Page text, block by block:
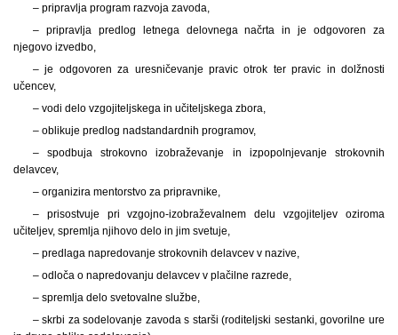
– pripravlja program razvoja zavoda,
– pripravlja predlog letnega delovnega načrta in je odgovoren za
njegovo izvedbo,
– je odgovoren za uresničevanje pravic otrok ter pravic in dolžnosti
učencev,
– vodi delo vzgojiteljskega in učiteljskega zbora,
– oblikuje predlog nadstandardnih programov,
– spodbuja strokovno izobraževanje in izpopolnjevanje strokovnih
delavcev,
– organizira mentorstvo za pripravnike,
– prisostvuje pri vzgojno-izobraževalnem delu vzgojiteljev oziroma
učiteljev, spremlja njihovo delo in jim svetuje,
– predlaga napredovanje strokovnih delavcev v nazive,
– odloča o napredovanju delavcev v plačilne razrede,
– spremlja delo svetovalne službe,
– skrbi za sodelovanje zavoda s starši (roditeljski sestanki, govorilne ure